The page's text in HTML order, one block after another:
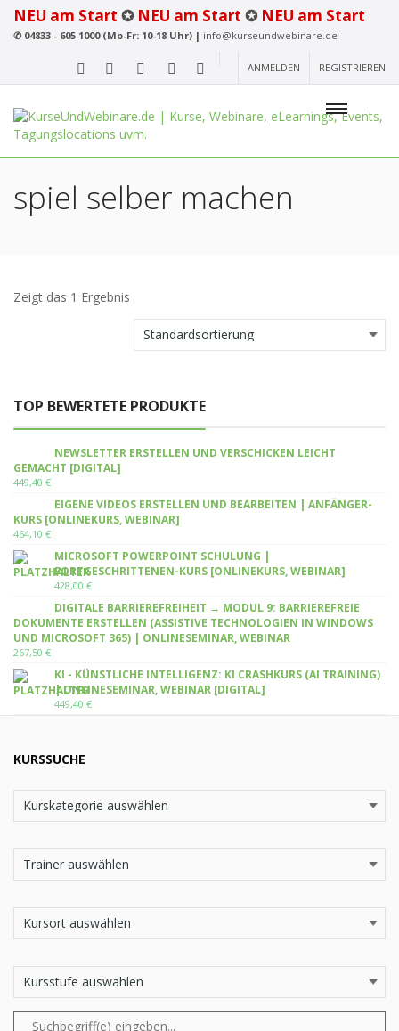
NEU am Start ✪ NEU am Start ✪ NEU am Start
✆04833 - 605 1000 (Mo-Fr: 10-18 Uhr) | info@kurseundwebinare.de
ANMELDEN REGISTRIEREN
spiel selber machen
Zeigt das 1 Ergebnis
TOP BEWERTETE PRODUKTE
NEWSLETTER ERSTELLEN UND VERSCHICKEN LEICHT
GEMACHT [DIGITAL]
449,40 €
EIGENE VIDEOS ERSTELLEN UND BEARBEITEN | ANFÄNGER-
KURS [ONLINEKURS, WEBINAR]
464,10 €
MICROSOFT POWERPOINT SCHULUNG |
FORTGESCHRITTENEN-KURS [ONLINEKURS, WEBINAR]
428,00 €
DIGITALE BARRIEREFREIHEIT → MODUL 9: BARRIEREFREIE
DOKUMENTE ERSTELLEN (ASSISTIVE TECHNOLOGIEN IN WINDOWS
UND MICROSOFT 365) | ONLINESEMINAR, WEBINAR
267,50 €
KI - KÜNSTLICHE INTELLIGENZ: KI CRASHKURS (AI TRAINING)
| ONLINESEMINAR, WEBINAR [DIGITAL]
449,40 €
KURSSUCHE